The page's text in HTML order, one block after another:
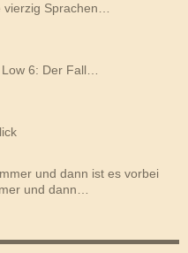
Sprachen…
6: Der Fall…
und dann…